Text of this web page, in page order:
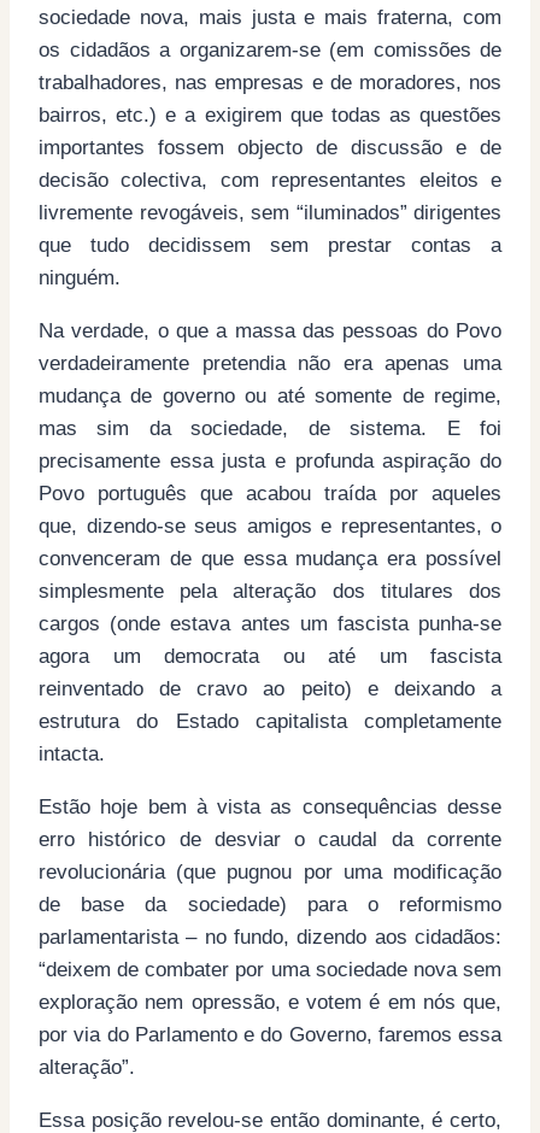
sociedade nova, mais justa e mais fraterna, com
os cidadãos a organizarem-se (em comissões de
trabalhadores, nas empresas e de moradores, nos
bairros, etc.) e a exigirem que todas as questões
importantes fossem objecto de discussão e de
decisão colectiva, com representantes eleitos e
livremente revogáveis, sem “iluminados” dirigentes
que tudo decidissem sem prestar contas a
ninguém.
Na verdade, o que a massa das pessoas do Povo
verdadeiramente pretendia não era apenas uma
mudança de governo ou até somente de regime,
mas sim da sociedade, de sistema. E foi
precisamente essa justa e profunda aspiração do
Povo português que acabou traída por aqueles
que, dizendo-se seus amigos e representantes, o
convenceram de que essa mudança era possível
simplesmente pela alteração dos titulares dos
cargos (onde estava antes um fascista punha-se
agora um democrata ou até um fascista
reinventado de cravo ao peito) e deixando a
estrutura do Estado capitalista completamente
intacta.
Estão hoje bem à vista as consequências desse
erro histórico de desviar o caudal da corrente
revolucionária (que pugnou por uma modificação
de base da sociedade) para o reformismo
parlamentarista – no fundo, dizendo aos cidadãos:
“deixem de combater por uma sociedade nova sem
exploração nem opressão, e votem é em nós que,
por via do Parlamento e do Governo, faremos essa
alteração”.
Essa posição revelou-se então dominante, é certo,